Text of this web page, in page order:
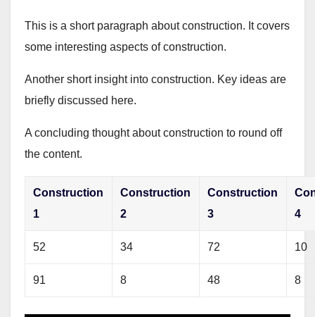
This is a short paragraph about construction. It covers
some interesting aspects of construction.
Another short insight into construction. Key ideas are
briefly discussed here.
A concluding thought about construction to round off
the content.
Construction
1
Construction
2
Construction
3
4
52 34 72 10
91 8 48 8